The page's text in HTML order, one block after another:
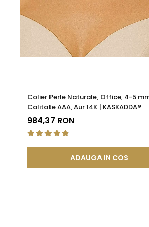
Colier Perle Naturale, Office, 4-5
Calitate AAA, Aur 14K | KASKADDA®
984,37 RON
ADAUGA IN COS